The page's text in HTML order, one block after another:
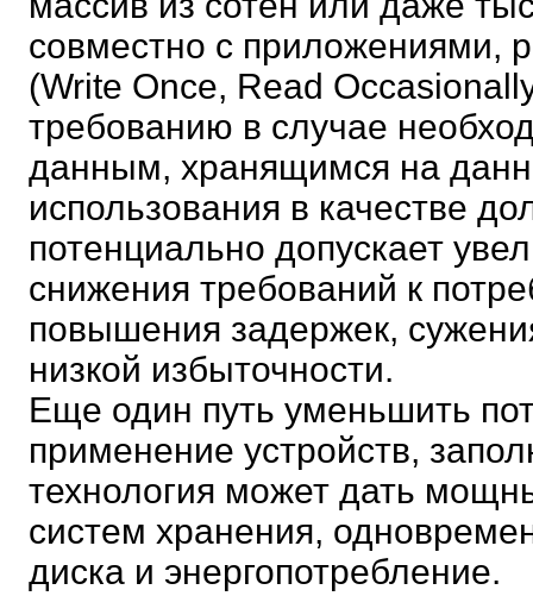
совместно с приложениями,
(Write Once, Read
требованию в случае
данным, хранящимся на
использования в качестве
потенциально допускает
снижения требований к
повышения задержек,
низкой избыточности.
Еще один путь уменьшить
применение устройств,
технология может дать
систем хранения,
диска и энергопотребление.